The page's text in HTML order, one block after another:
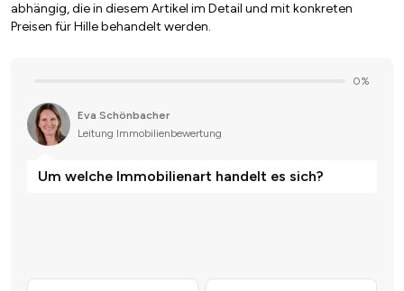
abhängig, die in diesem Artikel im Detail und mit konkreten
Preisen für Hille behandelt werden.